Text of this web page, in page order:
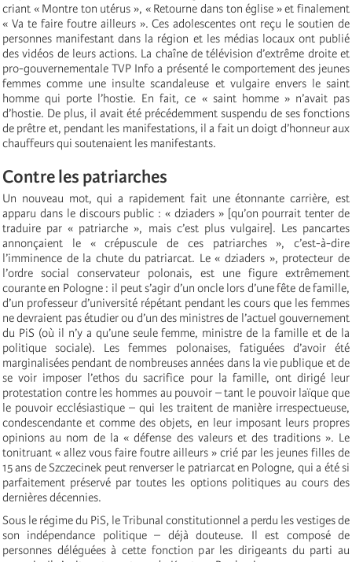
criant « Montre ton utérus », « Retourne dans ton église » et finalement
« Va te faire foutre ailleurs ». Ces adolescentes ont reçu le soutien de
personnes manifestant dans la région et les médias locaux ont publié
des vidéos de leurs actions. La chaîne de télévision d’extrême droite et
pro-gouvernementale TVP Info a présenté le comportement des jeunes
femmes comme une insulte scandaleuse et vulgaire envers le saint
homme qui porte l’hostie. En fait, ce « saint homme » n’avait pas
d’hostie. De plus, il avait été précédemment suspendu de ses fonctions
de prêtre et, pendant les manifestations, il a fait un doigt d’honneur aux
chauffeurs qui soutenaient les manifestants.
Contre les patriarches
Un nouveau mot, qui a rapidement fait une étonnante carrière, est
apparu dans le discours public : « dziaders » [qu’on pourrait tenter de
traduire par « patriarche », mais c’est plus vulgaire]. Les pancartes
annonçaient le « crépuscule de ces patriarches », c’est-à-dire
l’imminence de la chute du patriarcat. Le « dziaders », protecteur de
l’ordre social conservateur polonais, est une figure extrêmement
courante en Pologne : il peut s’agir d’un oncle lors d’une fête de famille,
d’un professeur d’université répétant pendant les cours que les femmes
ne devraient pas étudier ou d’un des ministres de l’actuel gouvernement
du PiS (où il n’y a qu’une seule femme, ministre de la famille et de la
politique sociale). Les femmes polonaises, fatiguées d’avoir été
marginalisées pendant de nombreuses années dans la vie publique et de
se voir imposer l’ethos du sacrifice pour la famille, ont dirigé leur
protestation contre les hommes au pouvoir – tant le pouvoir laïque que
le pouvoir ecclésiastique – qui les traitent de manière irrespectueuse,
condescendante et comme des objets, en leur imposant leurs propres
opinions au nom de la « défense des valeurs et des traditions ». Le
tonitruant « allez vous faire foutre ailleurs » crié par les jeunes filles de
15 ans de Szczecinek peut renverser le patriarcat en Pologne, qui a été si
parfaitement préservé par toutes les options politiques au cours des
dernières décennies.
Sous le régime du PiS, le Tribunal constitutionnel a perdu les vestiges de
son indépendance politique – déjà douteuse. Il est composé de
personnes déléguées à cette fonction par les dirigeants du parti au